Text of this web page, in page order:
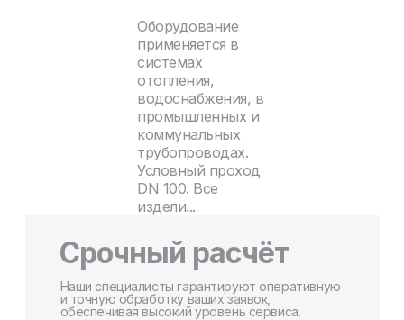
Оборудование
применяется в
системах
отопления,
водоснабжения, в
промышленных и
коммунальных
трубопроводах.
Условный проход
DN 100. Все
издели...
Срочный расчёт
Наши специалисты гарантируют оперативную
и точную обработку ваших заявок,
обеспечивая высокий уровень сервиса.